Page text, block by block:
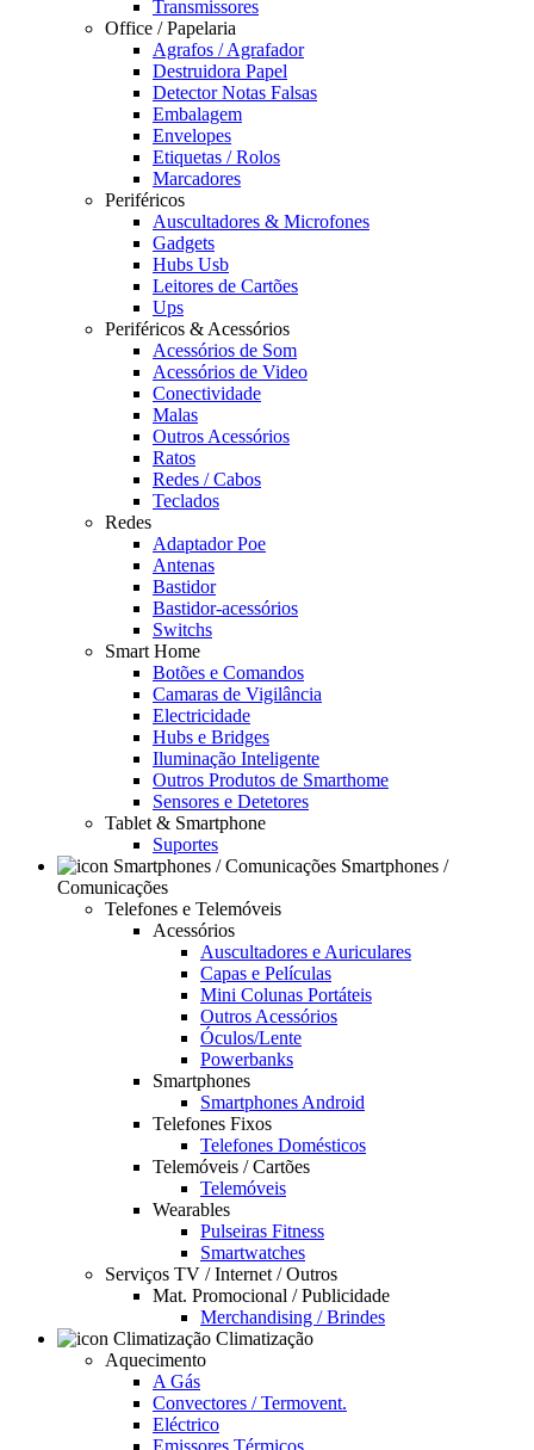
Transmissores
Office / Papelaria
Agrafos / Agrafador
Destruidora Papel
Detector Notas Falsas
Embalagem
Envelopes
Etiquetas / Rolos
Marcadores
Periféricos
Auscultadores & Microfones
Gadgets
Hubs Usb
Leitores de Cartões
Ups
Periféricos & Acessórios
Acessórios de Som
Acessórios de Video
Conectividade
Malas
Outros Acessórios
Ratos
Redes / Cabos
Teclados
Redes
Adaptador Poe
Antenas
Bastidor
Bastidor-acessórios
Switchs
Smart Home
Botões e Comandos
Camaras de Vigilância
Electricidade
Hubs e Bridges
Iluminação Inteligente
Outros Produtos de Smarthome
Sensores e Detetores
Tablet & Smartphone
Suportes
Smartphones /
Comunicações
Telefones e Telemóveis
Acessórios
Auscultadores e Auriculares
Capas e Películas
Mini Colunas Portáteis
Outros Acessórios
Óculos/Lente
Powerbanks
Smartphones
Smartphones Android
Telefones Fixos
Telefones Domésticos
Telemóveis / Cartões
Telemóveis
Wearables
Pulseiras Fitness
Smartwatches
Serviços TV / Internet / Outros
Mat. Promocional / Publicidade
Merchandising / Brindes
Climatização
Aquecimento
A Gás
Convectores / Termovent.
Eléctrico
Emissores Térmicos